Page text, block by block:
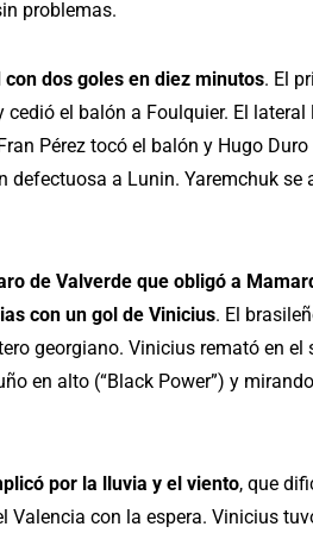
problemas.
dos goles en diez minutos. El
cedió el balón a Foulquier. El
Pérez tocó el balón y Hugo
defectuosa a Lunin. Yaremchuk
de Valverde que obligó a
con un gol de Vinicius. El
georgiano. Vinicius remató en el
en alto (“Black Power”) y
por la lluvia y el viento, que
Valencia con la espera. Vinicius